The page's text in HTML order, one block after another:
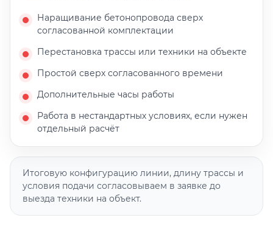
Наращивание бетонопровода сверх
согласованной комплектации
Перестановка трассы или техники на объекте
Простой сверх согласованного времени
Дополнительные часы работы
Работа в нестандартных условиях, если нужен
отдельный расчёт
Итоговую конфигурацию линии, длину трассы и
условия подачи согласовываем в заявке до
выезда техники на объект.